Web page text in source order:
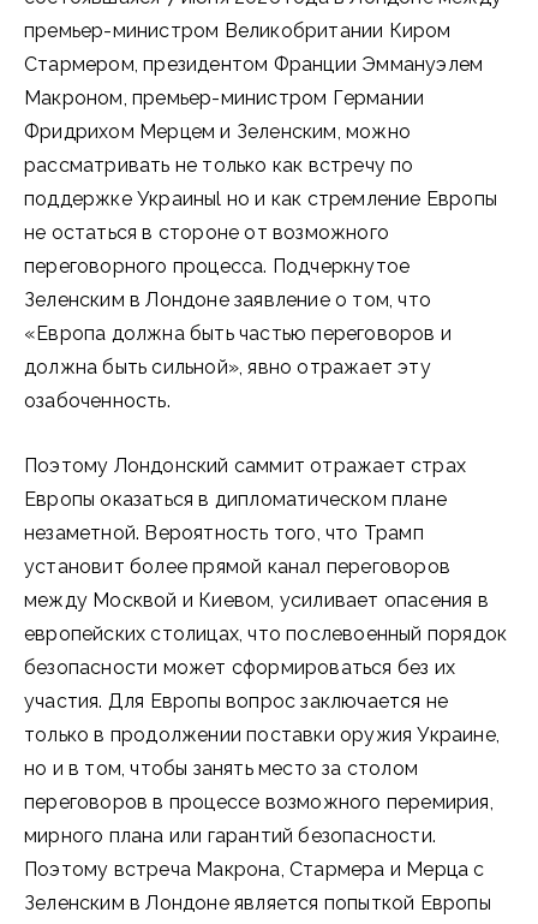
премьер-министром Великобритании Киром
Стармером, президентом Франции Эммануэлем
Макроном, премьер-министром Германии
Фридрихом Мерцем и Зеленским, можно
рассматривать не только как встречу по
поддержке Украиныl но и как стремление Европы
не остаться в стороне от возможного
переговорного процесса. Подчеркнутое
Зеленским в Лондоне заявление о том, что
«Европа должна быть частью переговоров и
должна быть сильной», явно отражает эту
озабоченность.
Поэтому Лондонский саммит отражает страх
Европы оказаться в дипломатическом плане
незаметной. Вероятность того, что Трамп
установит более прямой канал переговоров
между Москвой и Киевом, усиливает опасения в
европейских столицах, что послевоенный порядок
безопасности может сформироваться без их
участия. Для Европы вопрос заключается не
только в продолжении поставки оружия Украине,
но и в том, чтобы занять место за столом
переговоров в процессе возможного перемирия,
мирного плана или гарантий безопасности.
Поэтому встреча Макрона, Стармера и Мерца с
Зеленским в Лондоне является попыткой Европы